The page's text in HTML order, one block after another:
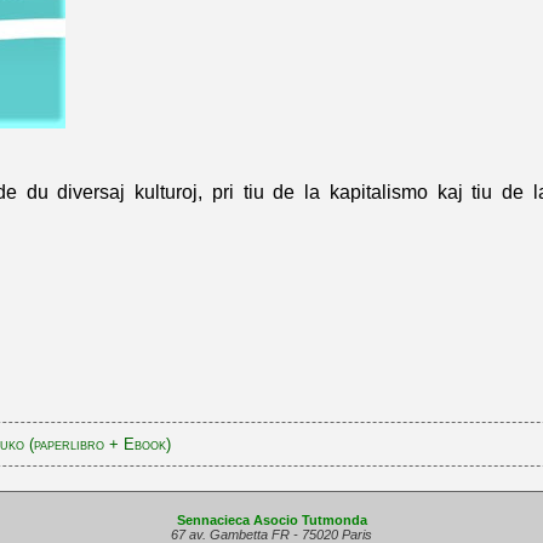
du diversaj kulturoj, pri tiu de la kapitalismo kaj tiu de
(paperlibro + Ebook)
Sennacieca Asocio Tutmonda
67 av. Gambetta FR - 75020 Paris